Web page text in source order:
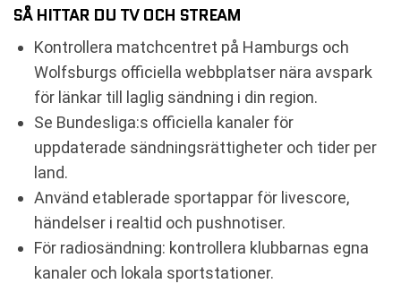
SÅ HITTAR DU TV OCH STREAM
Kontrollera matchcentret på Hamburgs och
Wolfsburgs officiella webbplatser nära avspark
för länkar till laglig sändning i din region.
Se Bundesliga:s officiella kanaler för
uppdaterade sändningsrättigheter och tider per
land.
Använd etablerade sportappar för livescore,
händelser i realtid och pushnotiser.
För radiosändning: kontrollera klubbarnas egna
kanaler och lokala sportstationer.